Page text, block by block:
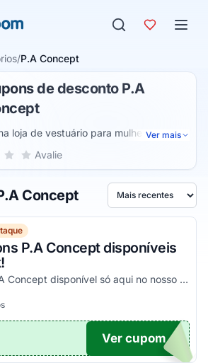
/P.A Concept
de desconto P.A
loja de vestuário para mulheres que
tops, blazers, casacos, camisas,
antiviral.
Ver mais
P.A Concept, de 1 a 5 estrelas
5 estrelas
4 estrelas
Avalie
Concept Ordenar por
P.A Concept disponíveis
O melhor cupom P.A Concept disponível só aqui no nosso site por tempo limitado!
TICO
Ver cupom